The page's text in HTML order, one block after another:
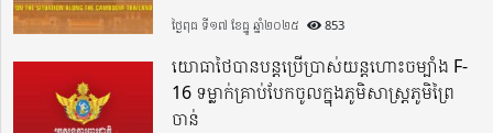
ថ្ងៃពុធ ទី១៧ ខែធ្នូ ឆ្នាំ២០២៥ 853
យោធាថៃបានបន្តប្រើប្រាស់យន្តហោះចម្បាំង F-
16 ទម្លាក់គ្រាប់បែកចូលក្នុងភូមិសាស្ត្រភូមិព្រៃ
ចាន់